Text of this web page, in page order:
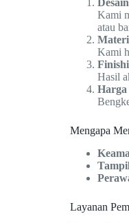
Kami
atau
Kami
Hasil
Mengapa
Layanan